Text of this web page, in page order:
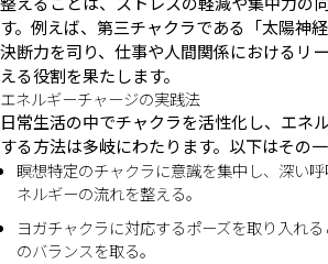
す。例えば、第三チャクラである「太陽神
決断力を司り、仕事や人間関係におけるリ
える役割を果たします。
エネルギーチャージの実践法
日常生活の中でチャクラを活性化し、エネ
する方法は多岐にわたります。以下はその
瞑想特定のチャクラに意識を集中し、深い
ネルギーの流れを整える。
ヨガチャクラに対応するポーズを取り入れ
のバランスを取る。